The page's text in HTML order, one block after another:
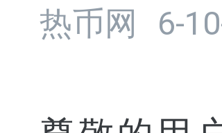
热币网 6-